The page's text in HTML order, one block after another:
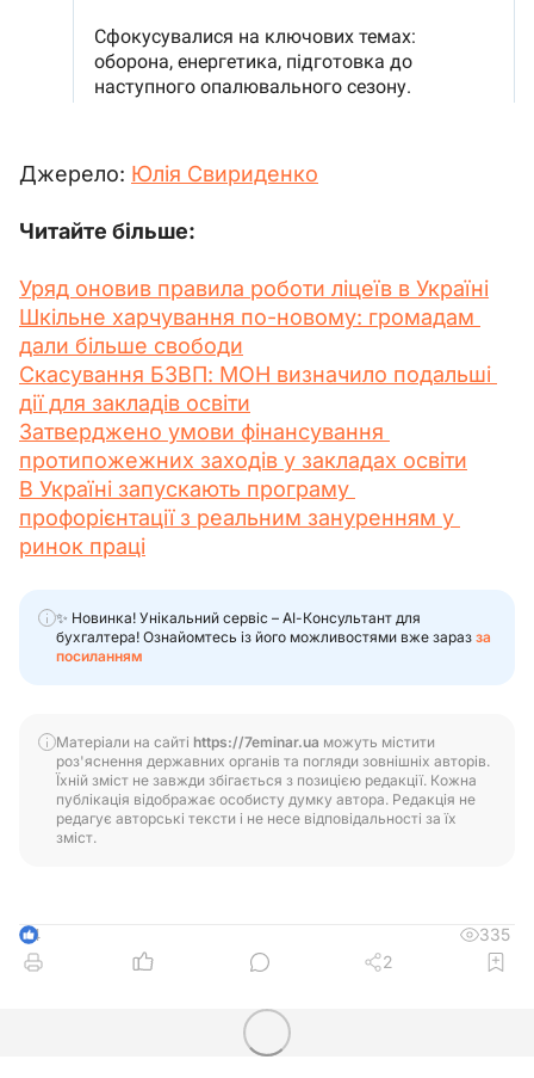
Джерело: Юлія Свириденко
Читайте більше:
Уряд оновив правила роботи ліцеїв в Україні
Шкільне харчування по-новому: громадам
дали більше свободи
Скасування БЗВП: МОН визначило подальші
дії для закладів освіти
Затверджено умови фінансування
протипожежних заходів у закладах освіти
В Україні запускають програму
профорієнтації з реальним зануренням у
ринок праці
✨ Новинка! Унікальний сервіс – АІ-Консультант для
бухгалтера! Ознайомтесь із його можливостями вже зараз за
посиланням
Матеріали на сайті https://7eminar.ua можуть містити
роз'яснення державних органів та погляди зовнішніх авторів.
Їхній зміст не завжди збігається з позицією редакції. Кожна
публікація відображає особисту думку автора. Редакція не
редагує авторські тексти і не несе відповідальності за їх
зміст.
4
335
2